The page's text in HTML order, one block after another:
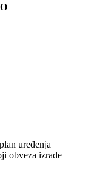
uređenja
obveza izrade